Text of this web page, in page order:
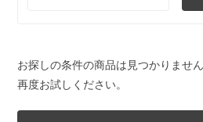
お探しの条件の商品は見つかりませ
再度お試しください。